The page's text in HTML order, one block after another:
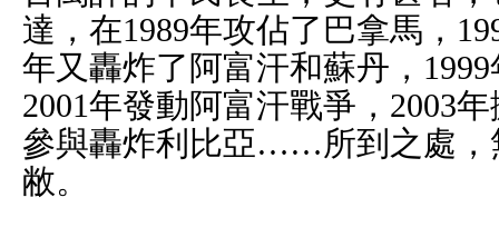
達，在1989年攻佔了巴拿馬，
年又轟炸了阿富汗和蘇丹，
2001年發動阿富汗戰爭，2003
參與轟炸利比亞……所到之處，
敝。